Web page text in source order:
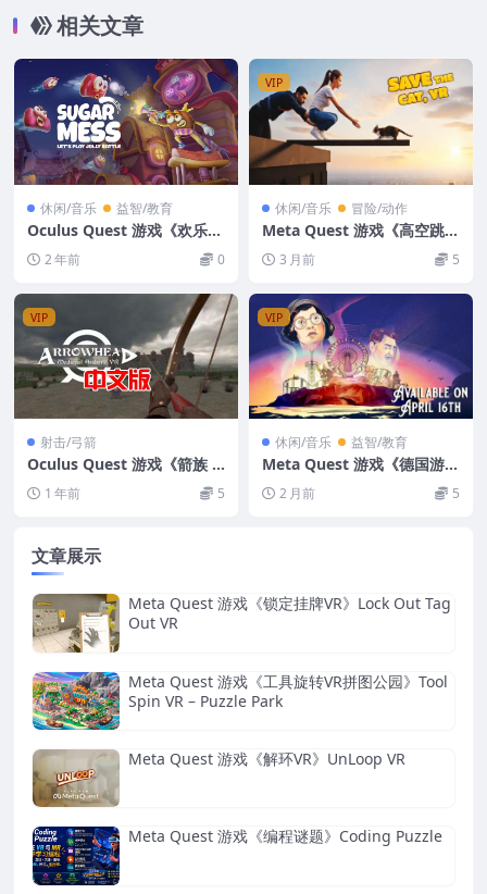
相关文章
休闲/音乐 益智/教育
Oculus Quest 游戏《欢乐对
战VR》Sugar Mess – Lets P
lay Jolly Battle VR
2 年前 0
VIP
休闲/音乐 冒险/动作
Meta Quest 游戏《高空跳板
救猫》Walk the Plank Sav
e the cat
3 月前 5
VIP
射击/弓箭
Oculus Quest 游戏《箭族 –
中世纪射箭 VR》Arrowhea
d – Medieval Archery VR
1 年前 5
VIP
休闲/音乐 益智/教育
Meta Quest 游戏《德国游乐
场VR》The Amusement VR
2 月前 5
文章展示
Meta Quest 游戏《锁定挂牌VR》Lock Out Tag
Out VR
Meta Quest 游戏《工具旋转VR拼图公园》Tool
Spin VR – Puzzle Park
Meta Quest 游戏《解环VR》UnLoop VR
Meta Quest 游戏《编程谜题》Coding Puzzle